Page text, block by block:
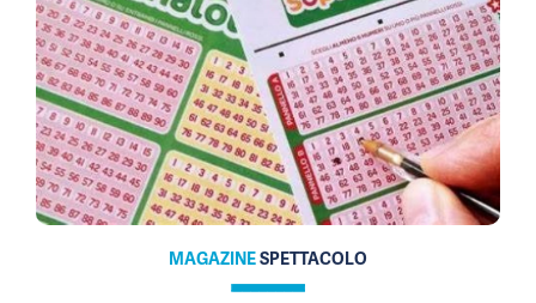
MAGAZINESPETTACOLO